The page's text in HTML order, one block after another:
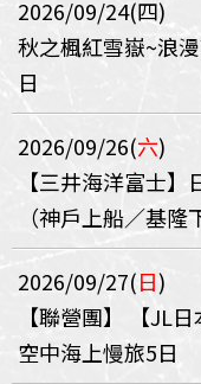
2026/09/24(四)
秋之楓紅雪嶽~浪
日
2026/09/26(六)
【三井海洋富士
（神戶上船／基隆
2026/09/27(日)
【聯營團】
【JL
空中海上慢旅5日